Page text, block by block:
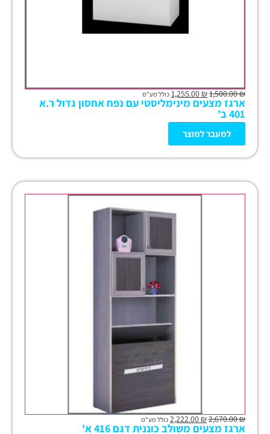
₪
1,500.00
₪ כולל מע"מ
ארגז מצעים מינימליסטי עם נפח אחסון גדול ר.א
401 ב'
למעבר למוצר
₪
2,670.00
₪ כולל מע"מ
ארגז מצעים משולב כוננית דגם 416 א'